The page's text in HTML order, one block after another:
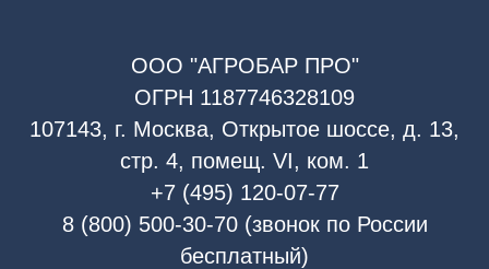
ООО "АГРОБАР ПРО"
ОГРН 1187746328109
107143, г. Москва, Открытое шоссе, д. 13,
стр. 4, помещ. VI, ком. 1
+7 (495) 120-07-77
8 (800) 500-30-70 (звонок по России
бесплатный)